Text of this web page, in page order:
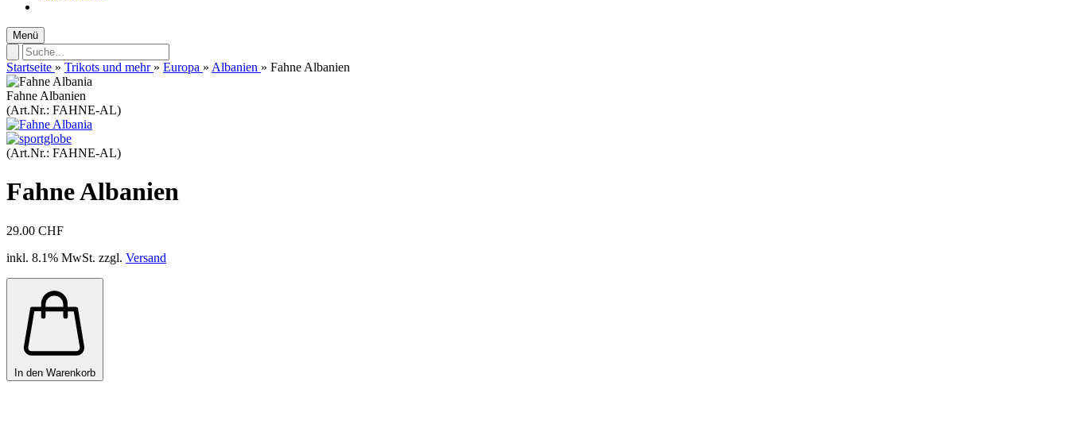
Menü
Startseite » Trikots und mehr » Europa » Albanien » Fahne Albanien
Fahne Albanien
(Art.Nr.: FAHNE-AL)
(Art.Nr.: FAHNE-AL)
Fahne Albanien
29.00 CHF
inkl. 8.1% MwSt. zzgl. Versand
In den Warenkorb